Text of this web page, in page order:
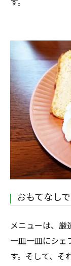
す。
おもてなし
メニューは、厳
一皿一皿にシェ
す。そして、そ